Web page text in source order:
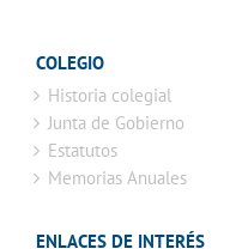
COLEGIO
Historia colegial
Junta de Gobierno
Estatutos
Memorias Anuales
ENLACES DE INTERÉS